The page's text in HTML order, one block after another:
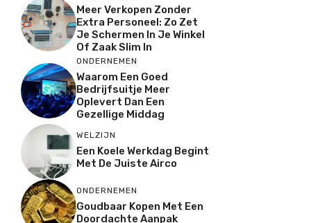
Meer Verkopen Zonder
Extra Personeel: Zo Zet
Je Schermen In Je Winkel
Of Zaak Slim In
ONDERNEMEN
Waarom Een Goed
Bedrijfsuitje Meer
Oplevert Dan Een
Gezellige Middag
WELZIJN
Een Koele Werkdag Begint
Met De Juiste Airco
ONDERNEMEN
Goudbaar Kopen Met Een
Doordachte Aanpak